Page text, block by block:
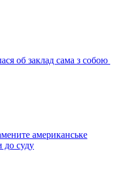
об заклад сама з собою
американське
до суду